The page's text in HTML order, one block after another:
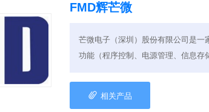
FMD辉芒微
芒微电子（深圳）股份有限公司是一
功能（程序控制、电源管理、信息存
 相关产品